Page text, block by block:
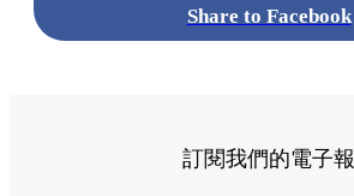
Share to Facebook
訂閱我們的電子報